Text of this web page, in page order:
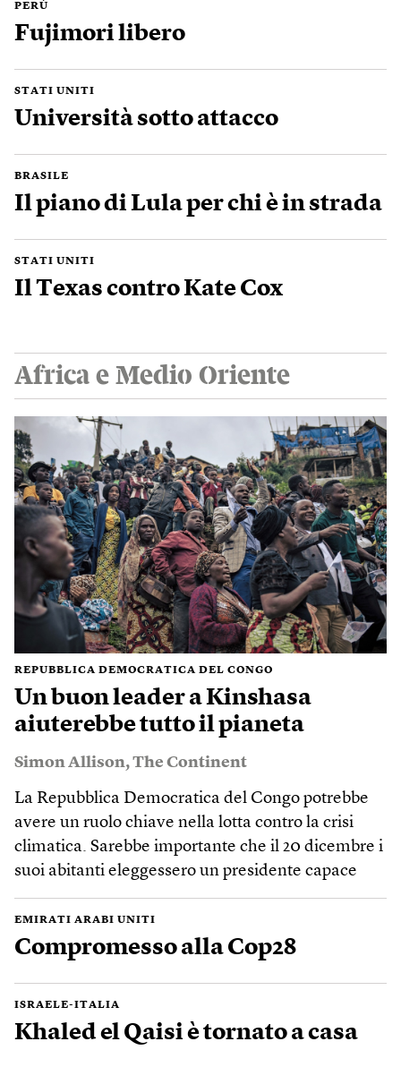
PERÙ
Fujimori libero
STATI UNITI
Università sotto attacco
BRASILE
Il piano di Lula per chi è in strada
STATI UNITI
Il Texas contro Kate Cox
Africa e Medio Oriente
REPUBBLICA DEMOCRATICA DEL CONGO
Un buon leader a Kinshasa
aiuterebbe tutto il pianeta
Simon Allison,The Continent
La Repubblica Democratica del Congo potrebbe
avere un ruolo chiave nella lotta contro la crisi
climatica. Sarebbe importante che il 20 dicembre i
suoi abitanti eleggessero un presidente capace
EMIRATI ARABI UNITI
Compromesso alla Cop28
ISRAELE-ITALIA
Khaled el Qaisi è tornato a casa